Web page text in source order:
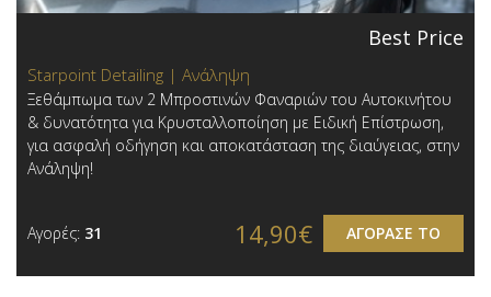
Best Price
Starpoint Detailing | Ανάληψη
Ξεθάμπωμα των 2 Μπροστινών Φαναριών του Αυτοκινήτου
& δυνατότητα για Κρυσταλλοποίηση με Ειδική Επίστρωση,
για ασφαλή οδήγηση και αποκατάσταση της διαύγειας, στην
Ανάληψη!
Αγορές: 31 ΑΓΟΡΑΣΕ ΤΟ
14,90€